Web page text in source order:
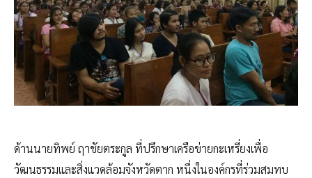
ด้านนายทิพย์ ฤาชัยตระกูล ที่ปรึกษาเครือข่ายกะเหรี่ยงเพื่อ
วัฒนธรรมและสิ่งแวดล้อมจังหวัดตาก หนึ่งในองค์กรที่ร่วมสมทบ